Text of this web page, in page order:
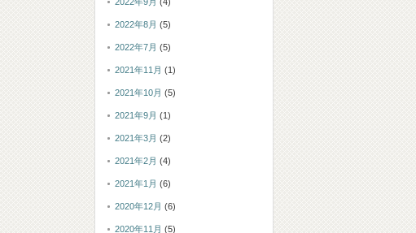
2022年9月 (4)
2022年8月 (5)
2022年7月 (5)
2021年11月 (1)
2021年10月 (5)
2021年9月 (1)
2021年3月 (2)
2021年2月 (4)
2021年1月 (6)
2020年12月 (6)
2020年11月 (5)